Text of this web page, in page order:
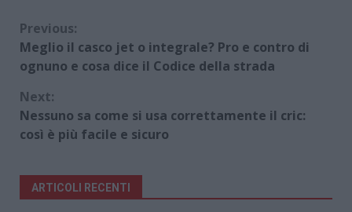
Continue
Reading
Previous:
Meglio il casco jet o integrale? Pro e contro di
ognuno e cosa dice il Codice della strada
Next:
Nessuno sa come si usa correttamente il cric:
così è più facile e sicuro
ARTICOLI RECENTI